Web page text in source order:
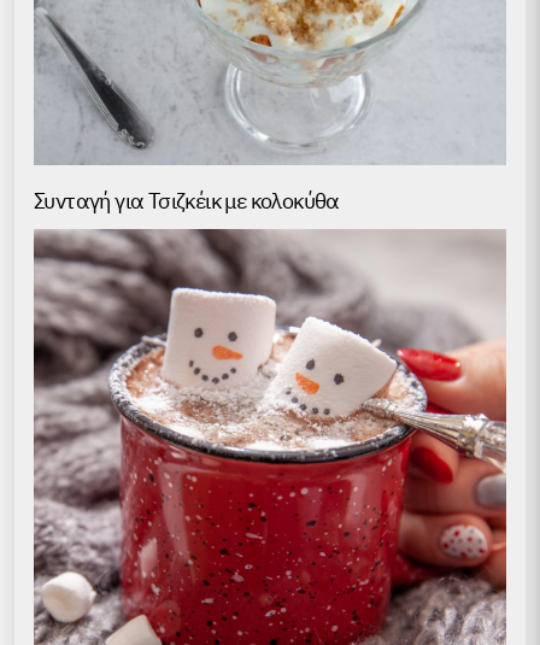
Συνταγή για Τσιζκέικ με κολοκύθα